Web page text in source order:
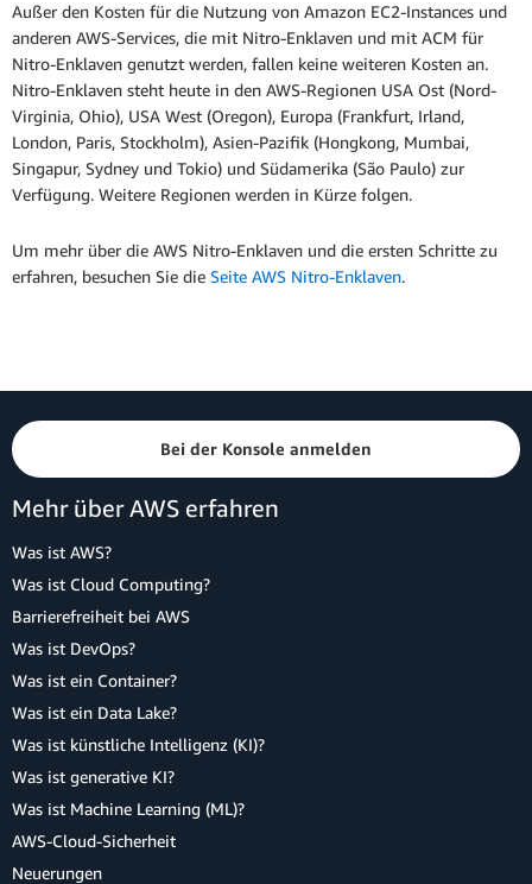
Außer den Kosten für die Nutzung von Amazon EC2-Instances und
anderen AWS-Services, die mit Nitro-Enklaven und mit ACM für
Nitro-Enklaven genutzt werden, fallen keine weiteren Kosten an.
Nitro-Enklaven steht heute in den AWS-Regionen USA Ost (Nord-
Virginia, Ohio), USA West (Oregon), Europa (Frankfurt, Irland,
London, Paris, Stockholm), Asien-Pazifik (Hongkong, Mumbai,
Singapur, Sydney und Tokio) und Südamerika (São Paulo) zur
Verfügung. Weitere Regionen werden in Kürze folgen.
Um mehr über die AWS Nitro-Enklaven und die ersten Schritte zu
erfahren, besuchen Sie die Seite AWS Nitro-Enklaven.
Bei der Konsole anmelden
Mehr über AWS erfahren
Was ist AWS?
Was ist Cloud Computing?
Barrierefreiheit bei AWS
Was ist DevOps?
Was ist ein Container?
Was ist ein Data Lake?
Was ist künstliche Intelligenz (KI)?
Was ist generative KI?
Was ist Machine Learning (ML)?
AWS-Cloud-Sicherheit
Neuerungen